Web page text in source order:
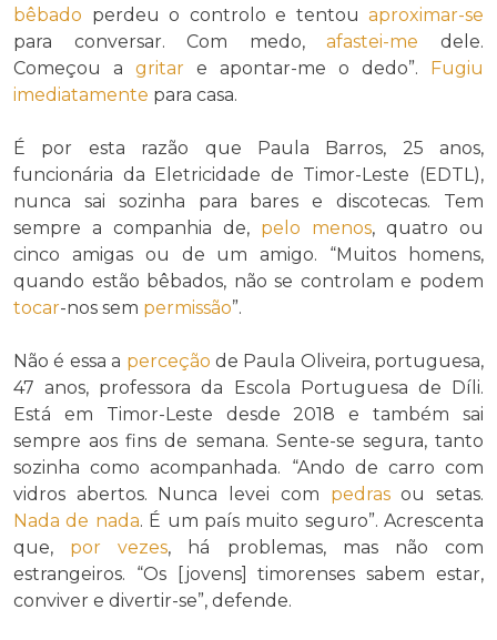
bêbado perdeu o controlo e tentou aproximar-se
para conversar. Com medo,afastei-me dele.
Começou a gritar e apontar-me o dedo”.
Fugiu
imediatamente para casa.
É por esta razão que Paula Barros, 25 anos,
funcionária da Eletricidade de Timor-Leste (EDTL),
nunca sai sozinha para bares e discotecas. Tem
sempre a companhia de, pelo menos, quatro ou
cinco amigas ou de um amigo. “Muitos homens,
quando estão bêbados, não se controlam e podem
tocar-nos sem permissão”.
Não é essa a perceção de Paula Oliveira, portuguesa,
47 anos, professora da Escola Portuguesa de Díli.
Está em Timor-Leste desde 2018 e também sai
sempre aos fins de semana. Sente-se segura, tanto
sozinha como acompanhada. “Ando de carro com
vidros abertos. Nunca levei com pedrasou setas.
Nada de nada. É um país muito seguro”. Acrescenta
que, por vezes, há problemas, mas não com
estrangeiros. “Os [jovens] timorenses sabem estar,
conviver e divertir-se”, defende.